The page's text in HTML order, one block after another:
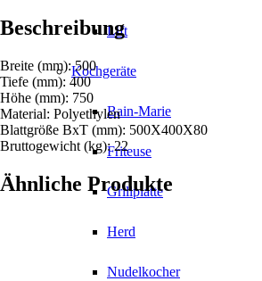
Lift
Kochgeräte
Bain-Marie
Friteuse
Grillplatte
Herd
Nudelkocher
Beschreibung
Breite (mm): 500
Tiefe (mm): 400
Höhe (mm): 750
Material: Polyethylen
Blattgröße BxT (mm): 500X400X80
Bruttogewicht (kg): 22
Ähnliche Produkte